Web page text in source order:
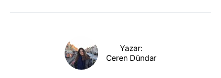
Yazar:
Ceren Dündar